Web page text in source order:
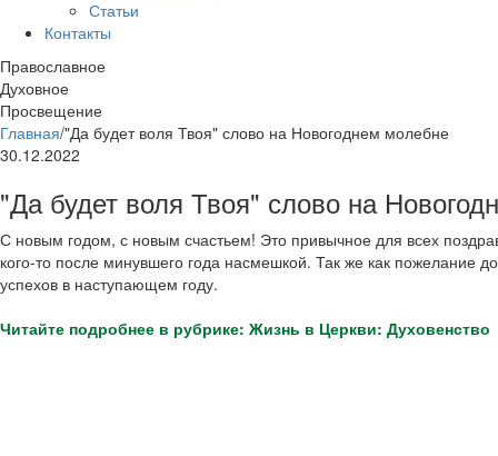
Статьи
Контакты
Православное
Духовное
Просвещение
Главная/"Да будет воля Твоя" слово на Новогоднем молебне
30.12.2022
"Да будет воля Твоя" слово на
С новым годом, с новым счастьем! Это привычное для всех
кого-то после минувшего года насмешкой. Так же как пожелание
успехов в наступающем году.
Читайте подробнее в рубрике: Жизнь в Церкви: Духовенство